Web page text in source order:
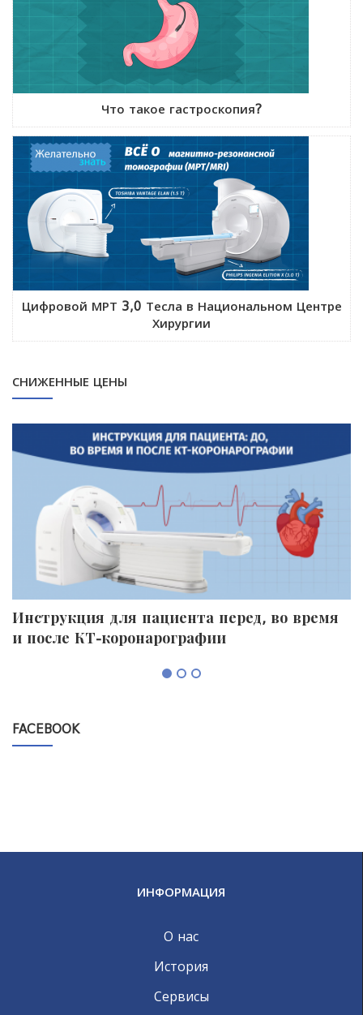
Что такое гастроскопия?
Цифровой МРТ 3,0 Тесла в Национальном Центре
Хирургии
СНИЖЕННЫЕ ЦЕНЫ
Инструкция для пациента перед, во время
и после КТ-коронарографии
FACEBOOK
ИНФОРМАЦИЯ
О нас
История
Сервисы